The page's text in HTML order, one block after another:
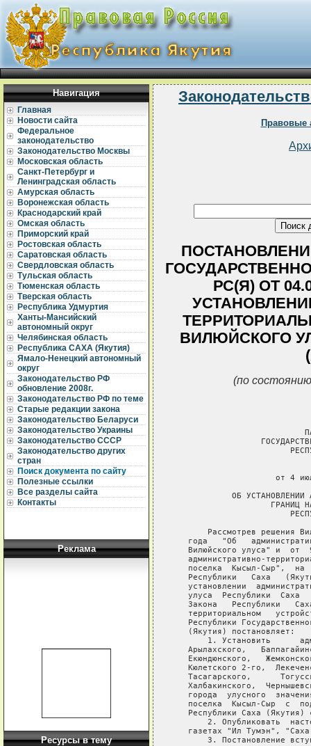
Навигация
Главная
Новости сайта
Федеральное
законодательство
Законодательство Москвы
Московская область
Санкт-Петербург и
Ленинградская область
Амурская область
Воронежская область
Краснодарский край
Омская область
Приморский край
Ростовская область
Саратовская область
Свердловская область
Тульская область
Тюменская область
Тверская область
Республика Удмуртия
Ханты-Мансийский
автономный округ
Челябинская область
Республика САХА (Якутия)
Ямало-Ненецкий автономный
округ
Законодательство РФ
обновление 2008г.
Законодательство РФ по теме
Старые редакции закона
Законодательство Беларуси
Законодательство Украины
Законодательство СССР
Законодательство других
стран
Поиск документа по сайту
Полезные ссылки
Все разделы сайта
Контакты
Реклама
Ресурсы в тему
Правовые
РС(Я) ОТ
ВИЛЮЙСКОГО
(по
от 4
ОБ УСТАНОВЛЕНИИ
ГРАНИЦ
Рассмотрев решения
года   "Об
Вилюйского улуса" и  от
административно-
поселка  Кысыл-Сыр",  на
Республики   Саха
установлении
улуса  Республики  Саха
Закона   Республики
территориальном
Республики
   (Якутия) постановляет:
1. Установить
Арылахского,
Екюндюнского,
Кюлетского 2-го,
Тасагарского,
Халбакинского,
города  улусного
поселка  Кысыл-Сыр  с
Республики Саха (Якутия)
2. Опубликовать
газетах "Ил Тумэн",
3. Постановление